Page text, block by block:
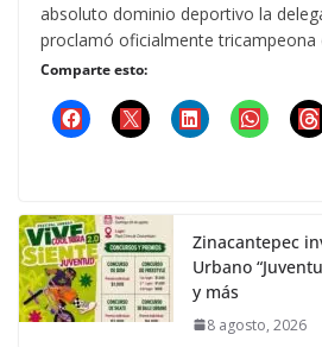
absoluto dominio deportivo la
proclamó oficialmente tricampeona
Comparte esto:
Zinacantepec
Urbano
y más
8 agosto, 2026